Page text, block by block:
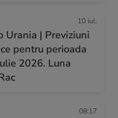
10 iul.
Urania | Previziuni
pentru perioada
2026. Luna
08:17